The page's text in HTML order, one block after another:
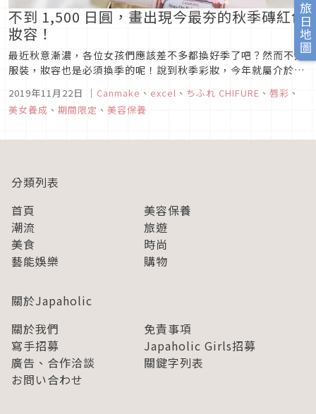
旅日地圖
不到 1,500 日圓，畫出現今最夯的秋季磚紅色
妝容！
最近秋意漸濃，各位女孩們應該差不多都換好季了吧？然而不只
服裝，妝容也是必須換季的呢！說到秋季彩妝，今年就屬介於紅
不改變上妝方式，其實只要稍微換個顏色，依然可以一口氣轉換
成秋季容顏唷！這次就要來為各位推薦幾款能夠打造出磚紅色妝
2019年11月22日 ｜ Canmake 、 excel 、 ちふれ CHIFURE 、 唇彩 、
美女養成 、 期間限定 、 美容保養
分類列表
首頁
美容保養
潮流
旅遊
美食
時尚
藝能娛樂
購物
關於Japaholic
關於我們
免責事項
寫手招募
Japaholic Girls招募
廣告、合作洽談
關鍵字列表
お問い合わせ